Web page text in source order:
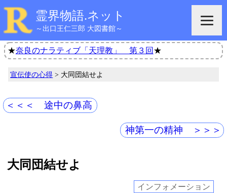
霊界物語.ネット
～出口王仁三郎 大図書館～
★奈良のナラティブ「天理教」 第３回 ★
宣伝使の心得 > 大同団結せよ
＜＜＜ 途中の鼻高
神第一の精神 ＞＞＞
大同団結せよ
インフォメーション